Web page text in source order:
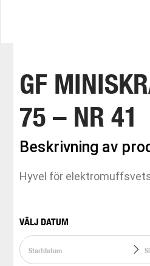
GF
75 – NR 41
Beskrivning av
Hyvel för
VÄLJ DATUM